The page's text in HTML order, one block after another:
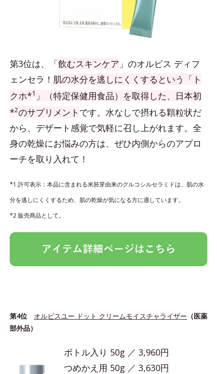
第3位は、「飲むスキンケア 」のオルビス ディフ
ェンセラ！ 肌の水分を逃しにくくするという「ト
クホ*1 」（特定保健用食品）を取得した、日本初
*2のサプリメント です。水なしで摂れる顆粒状だ
から、デザート感覚で気軽に召し上がれます。全
身の乾燥にお悩みの方は、ぜひ内側からのアプロ
ーチを取り入れて！
*1 許可表示：本品に含まれる米胚芽由来のグルコシルセラミドは、肌の水
分を逃しにくくするため、肌の乾燥が気になる方に適しています。
*2 販売商品として。
第4位 オルビスユー ドット クリームモイスチャライザー （医薬
部外品）
ボトル入り 50g ／ 3,960円
つめかえ用 50g ／ 3,630円